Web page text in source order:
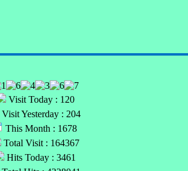
Visit Today : 120
Visit Yesterday : 204
This Month : 1678
Total Visit : 164367
Hits Today : 3461